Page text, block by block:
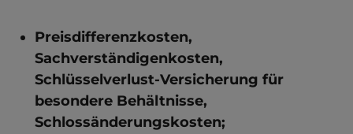
Preisdifferenzkosten,
Sachverständigenkosten,
Schlüsselverlust-Versicherung für
besondere Behältnisse,
Schlossänderungskosten;